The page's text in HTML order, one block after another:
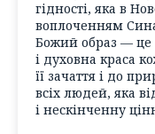
гідності, яка в
воплоченням
Божий образ — це
і духовна краса
її зачаття і до
всіх людей, яка
і нескінченну